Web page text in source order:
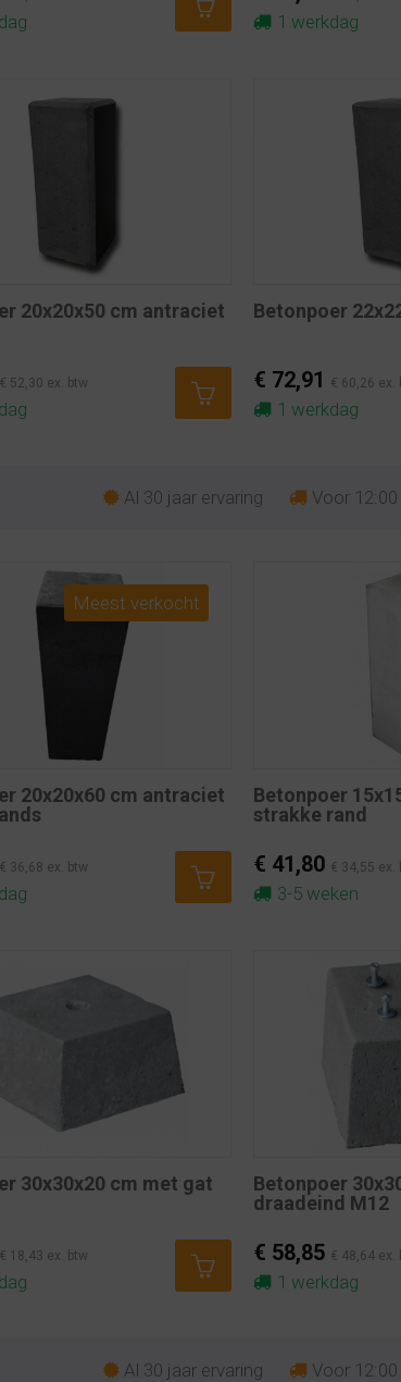
1 werkdag
20x20x50 cm antraciet
€ 52,30 ex. btw
Betonpoer
€ 72,91 € 60,26 ex.
1 werkdag
Al 30 jaar ervaring Voor 12:00
Meest verkocht
20x20x60 cm antraciet
€ 36,68 ex. btw
Betonpoer
strakke rand
€ 41,80 € 34,55 ex.
3-5 weken
30x30x20 cm met gat
€ 18,43 ex. btw
Betonpoer
draadeind M12
€ 58,85 € 48,64 ex.
1 werkdag
Al 30 jaar ervaring Voor 12:00